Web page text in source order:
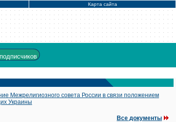
Карта сайта
Межрелигиозного совета России в связи положением
Украины
Все документы